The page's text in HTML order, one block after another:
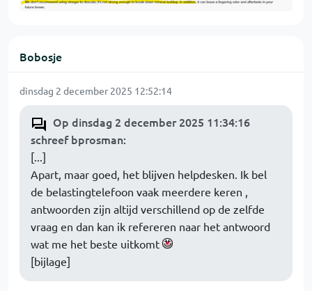
Bobosje
dinsdag 2 december 2025 12:52:14
Op dinsdag 2 december 2025 11:34:16
schreef bprosman:
[...]
Apart, maar goed, het blijven helpdesken. Ik bel
de belastingtelefoon vaak meerdere keren ,
antwoorden zijn altijd verschillend op de zelfde
vraag en dan kan ik refereren naar het antwoord
wat me het beste uitkomt
[bijlage]